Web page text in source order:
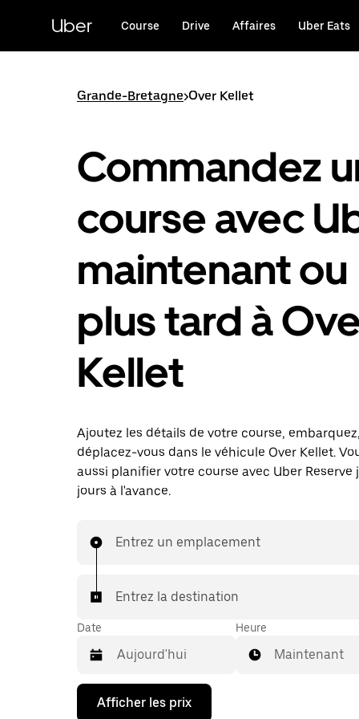
principal
Uber Course Drive Affaires Uber Eats
Grande-Bretagne>Over Kellet
Commandez
course avec
maintenant ou
plus tard à
Kellet
Ajoutez les détails de votre course,
déplacez-vous dans le véhicule Over Kellet.
aussi planifier votre course avec Uber Reserve
jours à l'avance.
Entrez un emplacement
Entrez la destination
Date
Appuyez
Heure
Maintenant
Afficher les prix